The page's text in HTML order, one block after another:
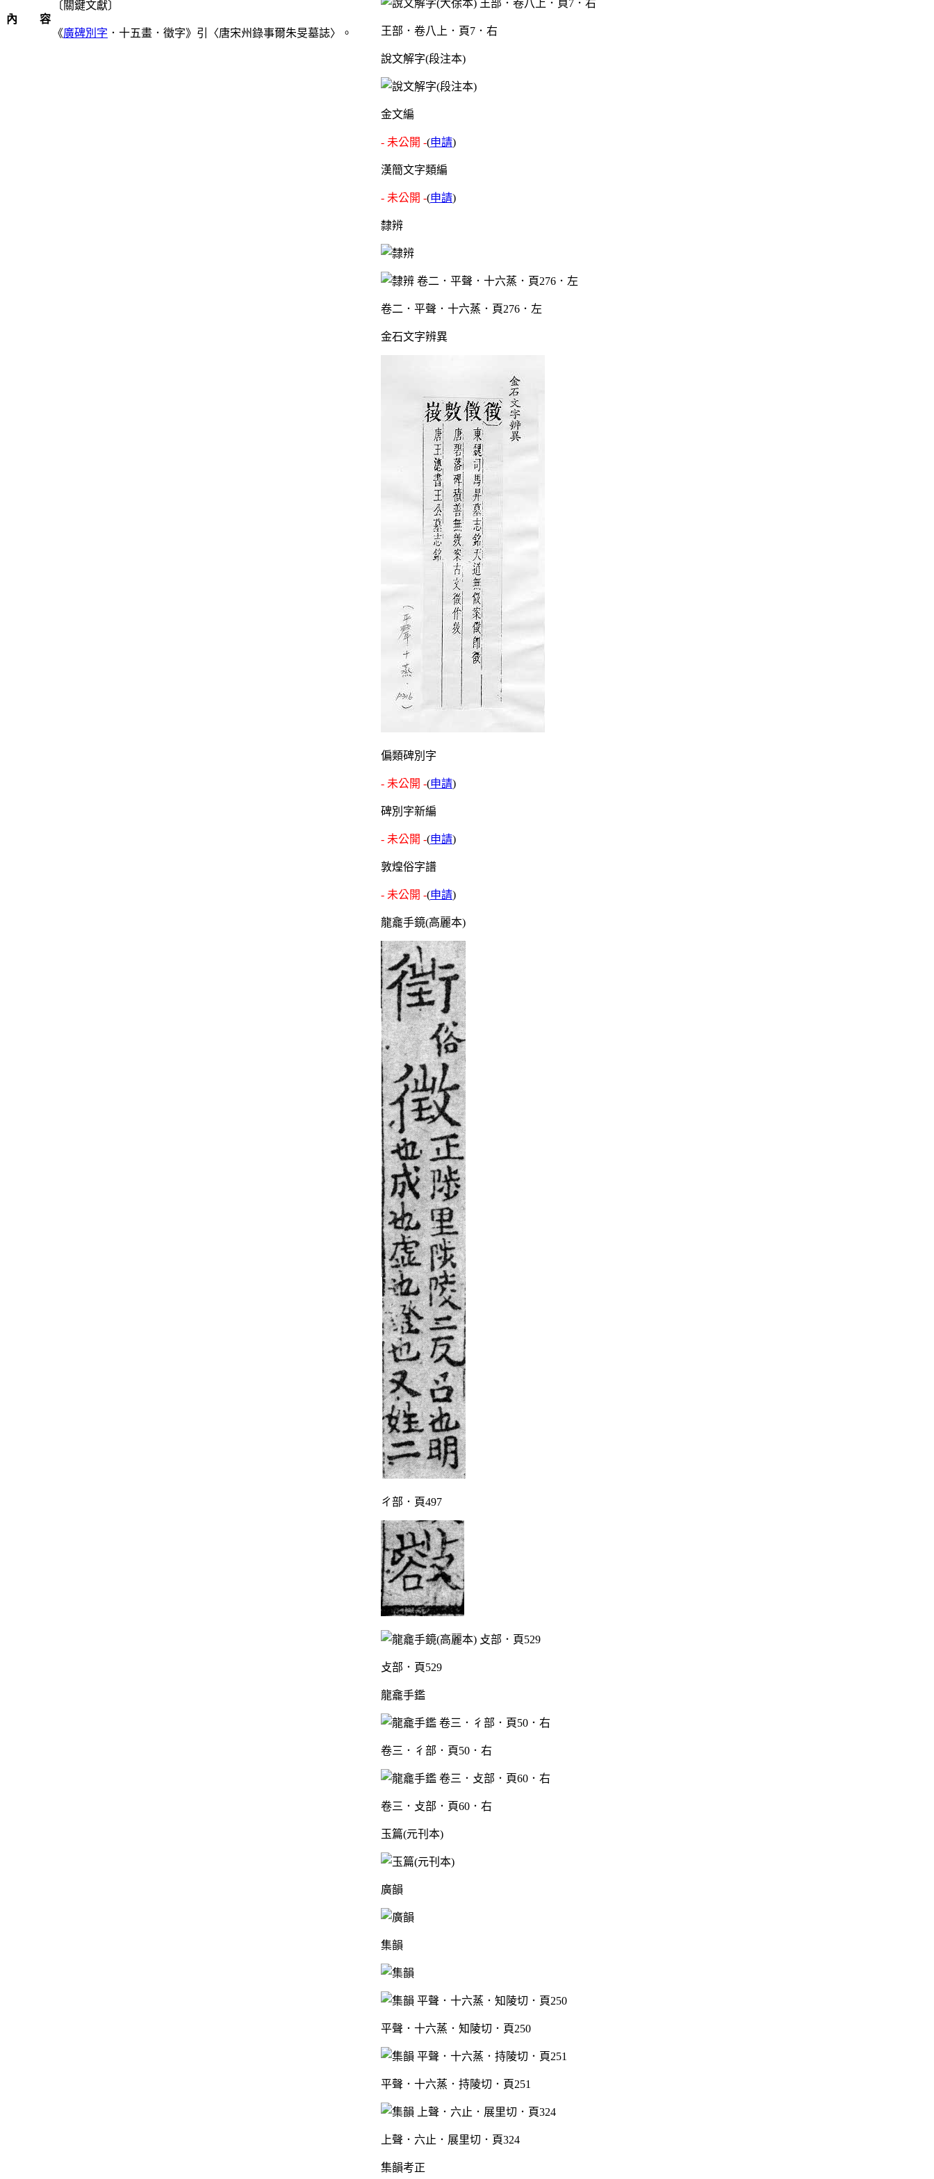
內 容
〔關鍵文獻〕
《廣碑別字 ．十五畫．徵字》引〈唐宋州錄事爾朱旻墓誌〉。 王部．卷八上．頁7．右
說文解字(段注本)
金文編
- 未公開 -(申請)
漢簡文字類編
- 未公開 -(申請)
隸辨
卷二．平聲．十六蒸．頁276．左
金石文字辨異
偏類碑別字
- 未公開 -(申請)
碑別字新編
- 未公開 -(申請)
敦煌俗字譜
- 未公開 -(申請)
龍龕手鏡(高麗本)
ㄔ部．頁497
攴部．頁529
龍龕手鑑
卷三．彳部．頁50．右
卷三．攴部．頁60．右
玉篇(元刊本)
廣韻
集韻
平聲．十六蒸．知陵切．頁250
平聲．十六蒸．持陵切．頁251
上聲．六止．展里切．頁324
集韻考正